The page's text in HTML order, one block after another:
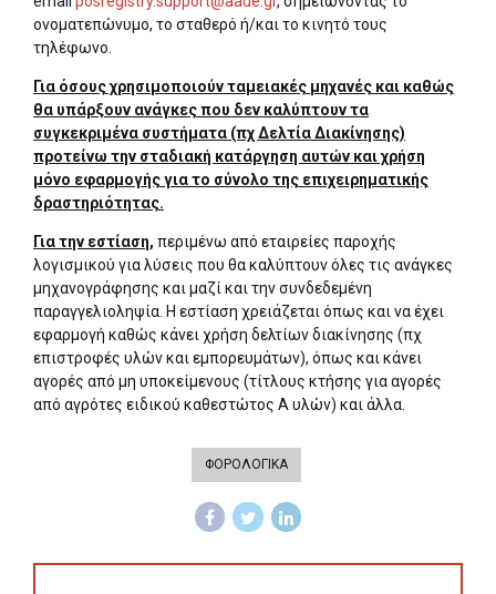
ονοματεπώνυμο, το σταθερό ή/και το κινητό τους
τηλέφωνο.
Για όσους χρησιμοποιούν ταμειακές μηχανές και καθώς
θα υπάρξουν ανάγκες που δεν καλύπτουν τα
συγκεκριμένα συστήματα (πχ Δελτία Διακίνησης)
προτείνω την σταδιακή κατάργηση αυτών και χρήση
μόνο εφαρμογής για το σύνολο της επιχειρηματικής
δραστηριότητας.
Για την εστίαση, περιμένω από εταιρείες παροχής
λογισμικού για λύσεις που θα καλύπτουν όλες τις ανάγκες
μηχανογράφησης και μαζί και την συνδεδεμένη
παραγγελιοληψία. Η εστίαση χρειάζεται όπως και να έχει
εφαρμογή καθώς κάνει χρήση δελτίων διακίνησης (πχ
επιστροφές υλών και εμπορευμάτων), όπως και κάνει
αγορές από μη υποκείμενους (τίτλους κτήσης για αγορές
από αγρότες ειδικού καθεστώτος Α υλών) και άλλα.
ΦΟΡΟΛΟΓΙΚΑ